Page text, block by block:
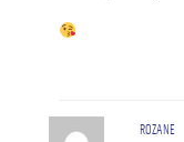
ROZANE